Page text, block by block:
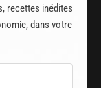
recettes inédites
dans votre